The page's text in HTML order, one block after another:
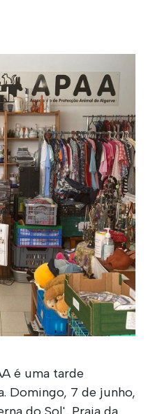
é uma tarde
Domingo, 7 de junho,